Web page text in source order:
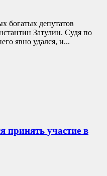
богатых депутатов
Затулин. Судя по
явно удался, и...
принять участие в